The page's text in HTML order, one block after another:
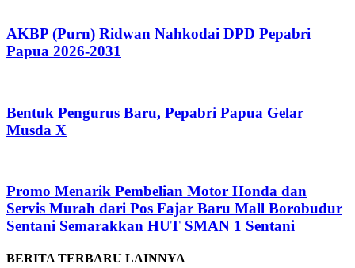
AKBP (Purn) Ridwan Nahkodai DPD Pepabri
Papua 2026-2031
Bentuk Pengurus Baru, Pepabri Papua Gelar
Musda X
Promo Menarik Pembelian Motor Honda dan
Servis Murah dari Pos Fajar Baru Mall Borobudur
Sentani Semarakkan HUT SMAN 1 Sentani
BERITA TERBARU LAINNYA